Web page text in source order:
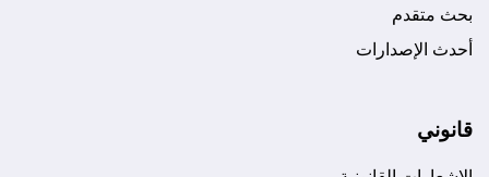
بحث متقدم
أحدث الإصدارات
قانوني